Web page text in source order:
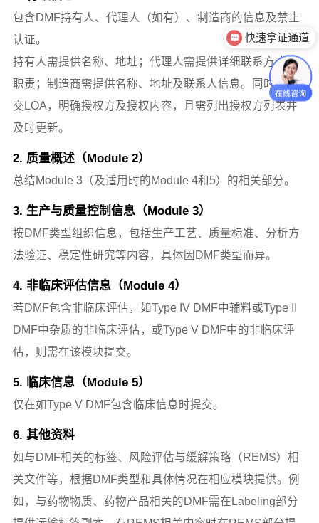
包含DMF持有人、代理人（如有）、制造商的信息及禁止
认证。
持有人需提供名称、地址；代理人需提供详细联系方式及
职责；制造商需提供名称、地址及联系人信息。同时需提
交LOA，明确授权方及授权内容，且需列出授权方列表并
及时更新。
2. 质量概述（Modul e 2）
总结Module 3（及适用时的Module 4和5）的相关部分。
3. 生产与质量控制信息（Module 3）
按DMF类型组织信息，包括生产工艺、质量标准、分析方
法验证、稳定性研究等内容，具体因DMF类型而异。
4. 非临床评估信息（Module 4）
若DMF包含非临床评估，如Type IV DMF中辅料或Type II
DMF中杂质的非临床评估，或Type V DMF中的非临床评
估，则需在该模块提交。
5. 临床信息（Module 5）
仅在如Type V DMF包含临床信息时提交。
6. 其他资料
如与DMF相关的标签、风险评估与缓解策略（REMS）相
关文件等，根据DMF类型和具体情况在相应模块提供。例
如，与药物物质、药物产品相关的DMF需在Labeling部分
快速拿证通道
产品注册法规